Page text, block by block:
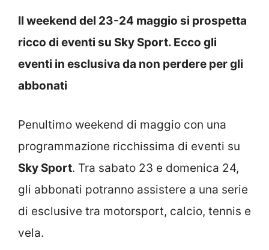
Il weekend del 23-24 maggio si prospetta
ricco di eventi su Sky Sport. Ecco gli
eventi in esclusiva da non perdere per gli
abbonati
Penultimo weekend di maggio con una
programmazione ricchissima di eventi su
Sky Sport. Tra sabato 23 e domenica 24,
gli abbonati potranno assistere a una serie
di esclusive tra motorsport, calcio, tennis e
vela.